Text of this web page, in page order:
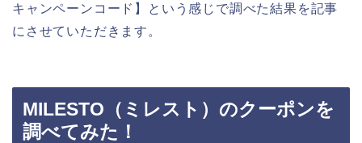
キャンペーンコード】という感じで調べた結果を記事
にさせていただきます。
MILESTO（ミレスト）のクーポンを
調べてみた！